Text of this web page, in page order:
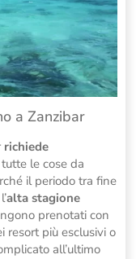
a Zanzibar
richiede
le cose da
il periodo tra fine
alta stagione
prenotati con
resort più esclusivi o
all’ultimo